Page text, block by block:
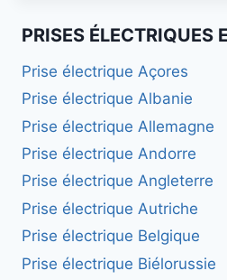
PRISES ÉLECTRIQUES
Prise électrique Açores
Prise électrique Albanie
Prise électrique Allemagne
Prise électrique Andorre
Prise électrique Angleterre
Prise électrique Autriche
Prise électrique Belgique
Prise électrique Biélorussie